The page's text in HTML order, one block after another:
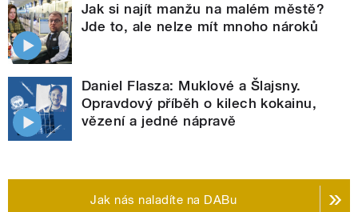
Jak si najít manžu na malém městě?
Jde to, ale nelze mít mnoho nároků
Daniel Flasza: Muklové a Šlajsny.
Opravdový příběh o kilech kokainu,
vězení a jedné nápravě
Jak nás naladíte na DABu